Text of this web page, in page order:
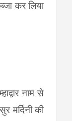
कर लिया
नाम से
मर्दिनी की